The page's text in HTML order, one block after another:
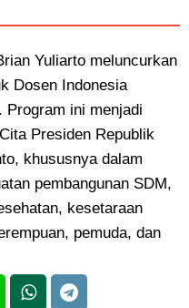
Yuliarto meluncurkan
Dosen Indonesia
ini menjadi
Presiden Republik
khususnya dalam
pembangunan SDM,
kesetaraan
pemuda, dan